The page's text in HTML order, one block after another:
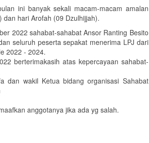
ini banyak sekali macam-macam amalan
hari Arofah (09 Dzulhijjah).
2022 sahabat-sahabat Ansor Ranting Besito
seluruh peserta sepakat menerima LPJ dari
2022 - 2024.
berterimakasih atas kepercayaan sahabat-
dan wakil Ketua bidang organisasi Sahabat
anggotanya jika ada yg salah.